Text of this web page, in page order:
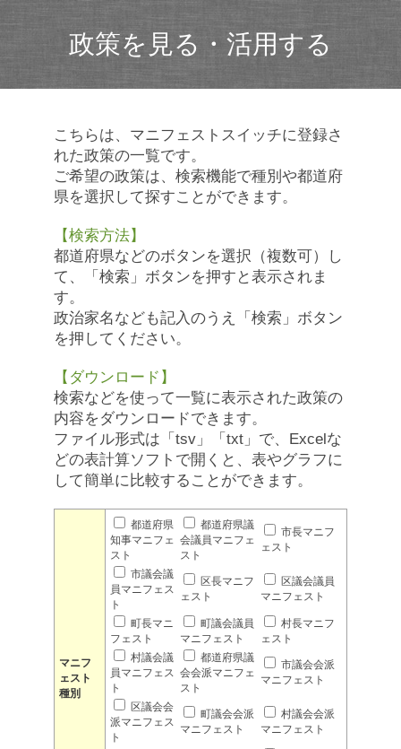
政策を見る・活用する
こちらは、マニフェストスイッチに登録さ
れた政策の一覧です。
ご希望の政策は、検索機能で種別や都道府
県を選択して探すことができます。
【検索方法】
都道府県などのボタンを選択（複数可）し
て、「検索」ボタンを押すと表示されま
す。
政治家名なども記入のうえ「検索」ボタン
を押してください。
【ダウンロード】
検索などを使って一覧に表示された政策の
内容をダウンロードできます。
ファイル形式は「tsv」「txt」で、Excelな
どの表計算ソフトで開くと、表やグラフに
して簡単に比較することができます。
マニフ
ェスト
種別
都道府県
知事マニフェ
スト
都道府県議
会議員マニフェ
スト
市長マニフ
ェスト
市議会議
員マニフェス
ト
区長マニフ
ェスト
区議会議員
マニフェスト
町長マニ
フェスト
町議会議員
マニフェスト
村長マニフ
ェスト
村議会議
員マニフェス
ト
都道府県議
会会派マニフェ
スト
市議会会派
マニフェスト
区議会会
派マニフェス
ト
町議会会派
マニフェスト
村議会会派
マニフェスト